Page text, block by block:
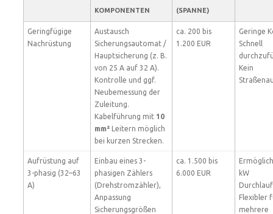
KOMPONENTEN
(SPANNE)
Geringfügige
Nachrüstung
Austausch
Sicherungsautomat /
Hauptsicherung (z. B.
von 25 A auf 32 A).
Kontrolle und ggf.
Neubemessung der
Zuleitung.
Kabelführung mit 10
mm² Leitern möglich
bei kurzen Strecken.
ca. 200 bis
1.200 EUR
Geringe
Schnell
Kein
Aufrüstung auf
3-phasig (32–63
A)
Einbau eines 3-
phasigen Zählers
(Drehstromzähler),
Anpassung
Sicherungsgrößen
ca. 1.500 bis
6.000 EUR
kW
Flexibler
mehrere